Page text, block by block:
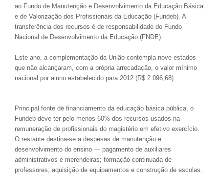
ao Fundo de Manutenção e Desenvolvimento da Educação Básica
e de Valorização dos Profissionais da Educação (Fundeb). A
transferência dos recursos é de responsabilidade do Fundo
Nacional de Desenvolvimento da Educação (FNDE).
Este ano, a complementação da União contempla nove estados
que não alcançaram, com a própria arrecadação, o valor mínimo
nacional por aluno estabelecido para 2012 (R$ 2.096,68).
Principal fonte de financiamento da educação básica pública, o
Fundeb deve ter pelo menos 60% dos recursos usados na
remuneração de profissionais do magistério em efetivo exercício.
O restante destina-se a despesas de manutenção e
desenvolvimento do ensino — pagamento de auxiliares
administrativos e merendeiras; formação continuada de
professores; aquisição de equipamentos e construção de escolas.